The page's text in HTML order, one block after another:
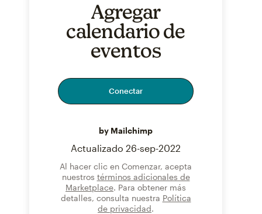
Agregar
calendario de
eventos
Conectar
by Mailchimp
Actualizado 26-sep-2022
Al hacer clic en Comenzar, acepta
nuestros términos adicionales de
Marketplace. Para obtener más
detalles, consulta nuestra Política
de privacidad.